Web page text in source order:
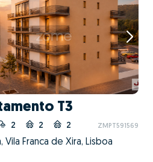
T3
2 2 2 ZMPT591569
Vila Franca de Xira, Lisboa